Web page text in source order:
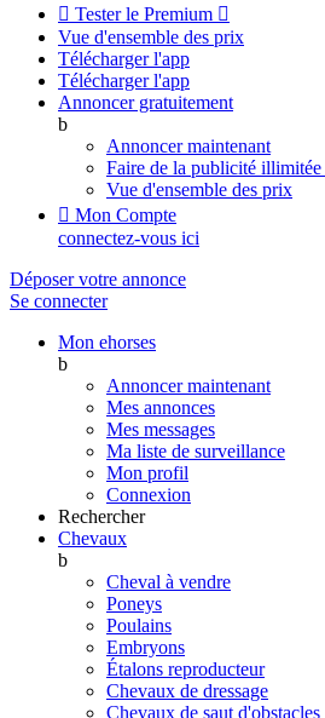
 Tester le Premium 
Vue d'ensemble des prix
Télécharger l'app
Télécharger l'app
Annoncer gratuitement
b
Annoncer maintenant
Faire de la publicité illimitée
Vue d'ensemble des prix
 Mon Compte
connectez-vous ici
Déposer votre annonce
Se connecter
Mon ehorses
b
Annoncer maintenant
Mes annonces
Mes messages
Ma liste de surveillance
Mon profil
Connexion
Rechercher
Chevaux
b
Cheval à vendre
Poneys
Poulains
Embryons
Étalons reproducteur
Chevaux de dressage
Chevaux de saut d'obstacles